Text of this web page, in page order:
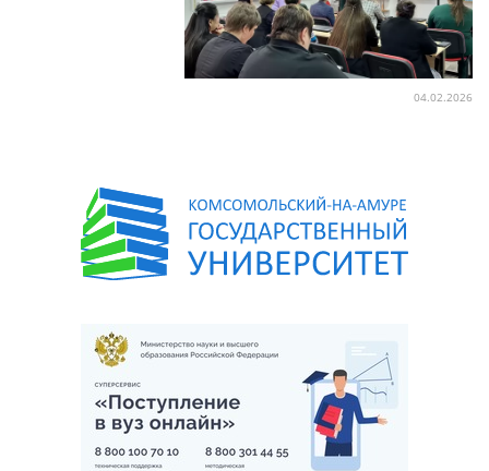
04.02.2026